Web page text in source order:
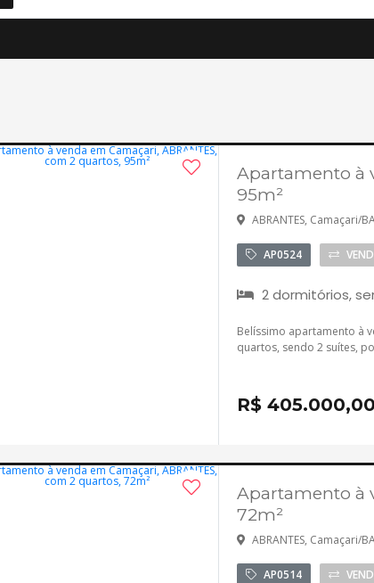
Apartamento à
95m²
ABRANTES, Camaçari/
AP0524
2 dormitórios,
Belíssimo apartamento à
quartos, sendo 2 suítes,
R$ 405.000,00
Apartamento à
72m²
ABRANTES, Camaçari/
AP0514